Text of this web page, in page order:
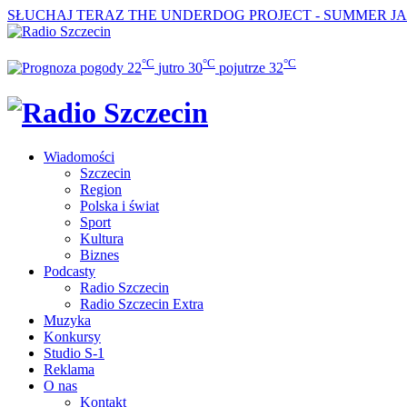
SŁUCHAJ TERAZ THE UNDERDOG PROJECT - SUMMER
22°C jutro 30°C pojutrze 32°C
Wiadomości
Szczecin
Region
Polska i świat
Sport
Kultura
Biznes
Podcasty
Radio Szczecin
Radio Szczecin Extra
Muzyka
Konkursy
Studio S-1
Reklama
O nas
Kontakt